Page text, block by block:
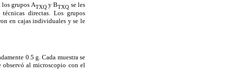
los grupos ATXQy BTXQ se les
directas. Los grupos
en cajas individuales y se le
0.5 g. Cada muestra se
al microscopio con el